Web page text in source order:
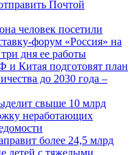
Почтой
человек посетили
форум «Россия» на
дня ее работы
и Китая подготовят план
до 2030 года –
свыше 10 млрд
неработающих
более 24,5 млрд
детей с тяжелыми